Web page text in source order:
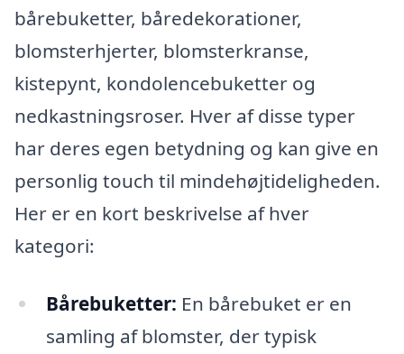
bårebuketter, båredekorationer,
blomsterhjerter, blomsterkranse,
kistepynt, kondolencebuketter og
nedkastningsroser. Hver af disse typer
har deres egen betydning og kan give en
personlig touch til mindehøjtideligheden.
Her er en kort beskrivelse af hver
kategori:
Bårebuketter: En bårebuket er en
samling af blomster, der typisk